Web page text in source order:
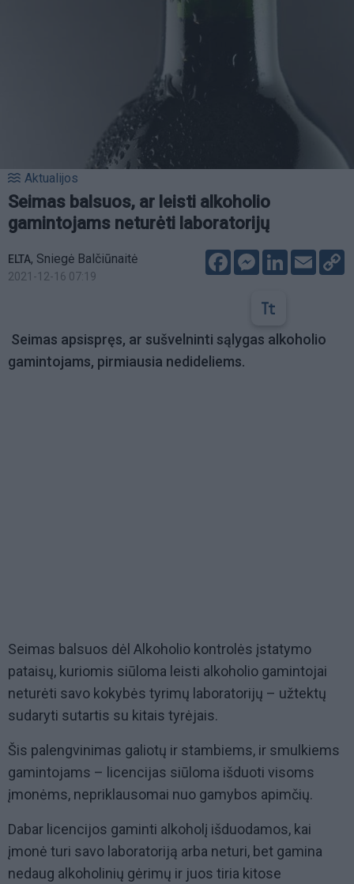
Aktualijos
Seimas balsuos, ar leisti alkoholio
gamintojams neturėti laboratorijų
ELTA, Sniegė Balčiūnaitė
2021-12-16 07:19
FacebookMessenger
LinkedIn
Email
Seimas apsispręs, ar sušvelninti sąlygas alkoholio
gamintojams, pirmiausia nedideliems.
Seimas balsuos dėl Alkoholio kontrolės įstatymo
pataisų, kuriomis siūloma leisti alkoholio gamintojai
neturėti savo kokybės tyrimų laboratorijų – užtektų
sudaryti sutartis su kitais tyrėjais.
Šis palengvinimas galiotų ir stambiems, ir smulkiems
gamintojams – licencijas siūloma išduoti visoms
įmonėms, nepriklausomai nuo gamybos apimčių.
Dabar licencijos gaminti alkoholį išduodamos, kai
įmonė turi savo laboratoriją arba neturi, bet gamina
nedaug alkoholinių gėrimų ir juos tiria kitose